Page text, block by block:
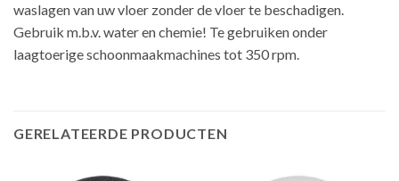
waslagen van uw vloer zonder de vloer te beschadigen.
Gebruik m.b.v. water en chemie! Te gebruiken onder
laagtoerige schoonmaakmachines tot 350 rpm.
GERELATEERDE PRODUCTEN